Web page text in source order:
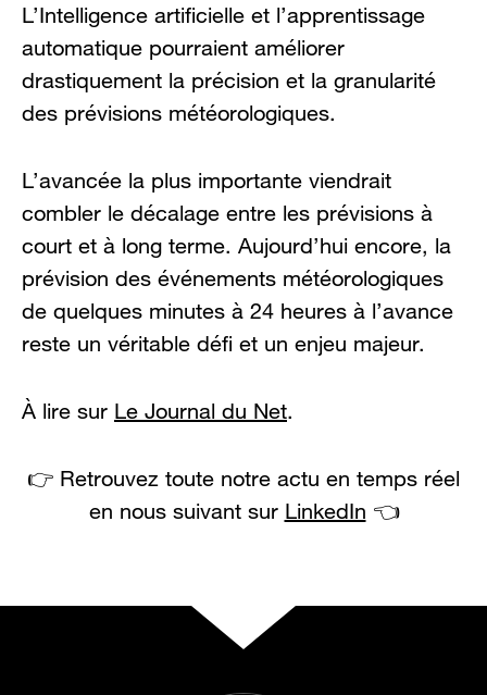
L’Intelligence artificielle et l’apprentissage
automatique pourraient améliorer
drastiquement la précision et la granularité
des prévisions météorologiques.
L’avancée la plus importante viendrait
combler le décalage entre les prévisions à
court et à long terme. Aujourd’hui encore, la
prévision des événements météorologiques
de quelques minutes à 24 heures à l’avance
reste un véritable défi et un enjeu majeur.
À lire sur Le Journal du Net.
👉 Retrouvez toute notre actu en temps réel
en nous suivant sur LinkedIn 👈